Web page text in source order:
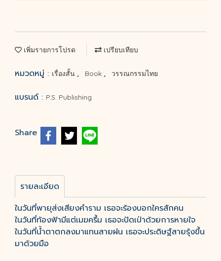
เพิ่มรายการโปรด เปรียบเทียบ
หมวดหมู่ : เรื่องสั้น , Book , วรรณกรรมไทย
แบรนด์ : P.S. Publishing
Share
รายละเอียด
ในวันที่พายุส่งเสียงคำราม เธอจะร้องบอกใครสักคน
ในวันที่ท้องฟ้ามีแต่เมฆครึ้ม เธอจะปัดเป่าด้วยการหายใจ
ในวันที่น้ำตาตกลงมาแทนสายฝน เธอจะประดิษฐ์สายรุ้งขึ้น
มาด้วยมือ